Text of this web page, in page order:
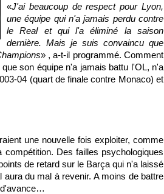
«J'ai beaucoup de respect pour Lyon,
une équipe qui n'a jamais perdu contre
le Real et qui l'a éliminé la saison
dernière. Mais je suis convaincu que
» , a-t-il programmé. Comment
son équipe n'a jamais battu l'OL, n'a
04 (quart de finale contre Monaco) et
une nouvelle fois exploiter, comme
Des failles psychologiques
de retard sur le Barça qui n'a laissé
du mal à revenir. A moins de battre
d'avance…